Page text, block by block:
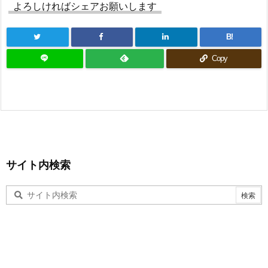
よろしければシェアお願いします
B!
Copy
サイト内検索